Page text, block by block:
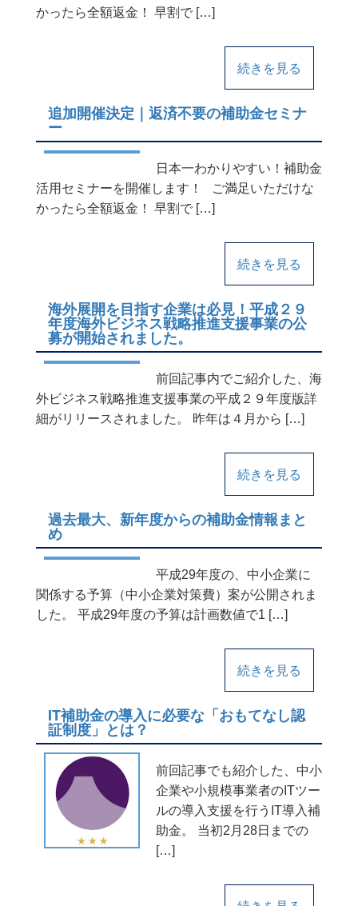
かったら全額返金！ 早割で […]
続きを見る
追加開催決定｜返済不要の補助金セミナ
ー
日本一わかりやすい！補助金
活用セミナーを開催します！ ご満足いただけな
かったら全額返金！ 早割で […]
続きを見る
海外展開を目指す企業は必見！平成２９
年度海外ビジネス戦略推進支援事業の公
募が開始されました。
前回記事内でご紹介した、海
外ビジネス戦略推進支援事業の平成２９年度版詳
細がリリースされました。 昨年は４月から […]
続きを見る
過去最大、新年度からの補助金情報まと
め
平成29年度の、中小企業に
関係する予算（中小企業対策費）案が公開されま
した。 平成29年度の予算は計画数値で1 […]
続きを見る
IT補助金の導入に必要な「おもてなし認
証制度」とは？
前回記事でも紹介した、中小
企業や小規模事業者のITツー
ルの導入支援を行うIT導入補
助金。 当初2月28日までの
[…]